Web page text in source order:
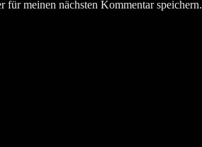
meinen nächsten Kommentar speichern.